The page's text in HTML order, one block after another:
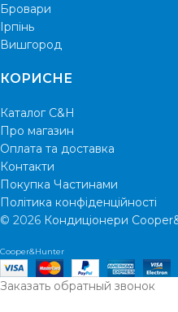
Бровари
Ірпінь
Вишгород
КОРИСНЕ
Каталог C&H
Про магазин
Оплата та доставка
Контакти
Покупка Частинами
Політика конфіденційності
© 2026 Кондиціонери
Cooper&Hunter
Заказать обратный звонок